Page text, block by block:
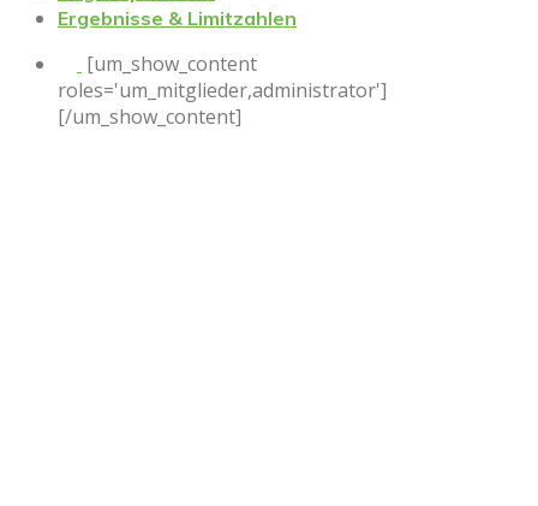
Ergebnisse & Limitzahlen
[um_show_content
roles='um_mitglieder,administrator']
[/um_show_content]